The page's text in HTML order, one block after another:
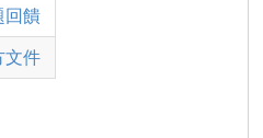
回饋
文件